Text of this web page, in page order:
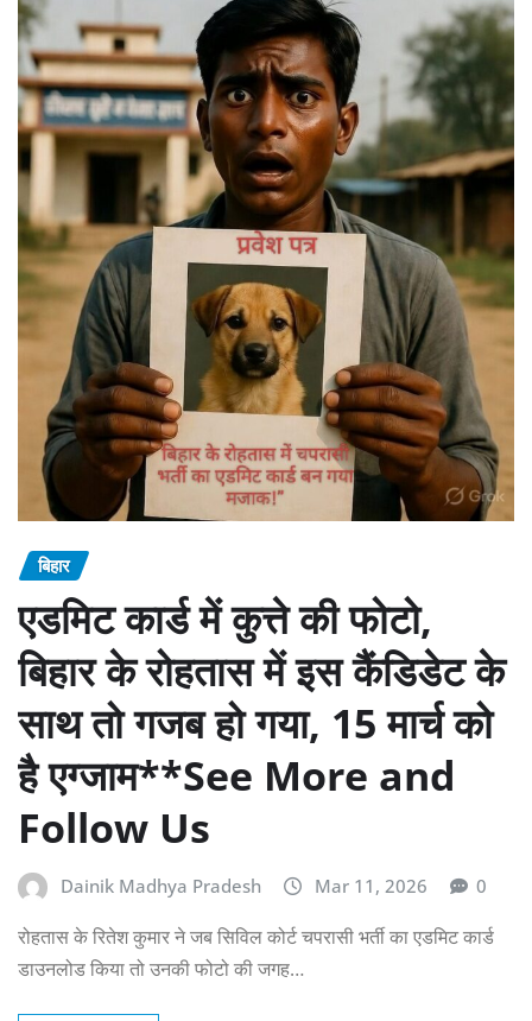
बिहार
एडमिट कार्ड में कुत्ते की फोटो,
बिहार के रोहतास में इस कैंडिडेट के
साथ तो गजब हो गया, 15 मार्च को
है एग्जाम**See More and
Follow Us
Dainik Madhya Pradesh Mar 11, 2026 0
रोहतास के रितेश कुमार ने जब सिविल कोर्ट चपरासी भर्ती का एडमिट कार्ड
डाउनलोड किया तो उनकी फोटो की जगह…